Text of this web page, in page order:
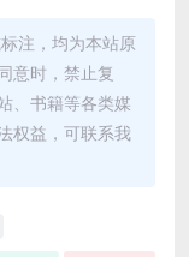
注，均为本站原
意时，禁止复
、书籍等各类媒
权益，可联系我